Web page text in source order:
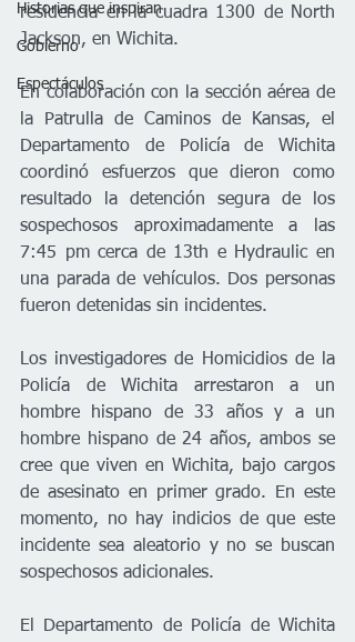
Historias que inspiran
Gobierno
Espectáculos
residencia en la cuadra 1300 de North
Jackson, en Wichita.
En colaboración con la sección aérea de
la Patrulla de Caminos de Kansas, el
Departamento de Policía de Wichita
coordinó esfuerzos que dieron como
resultado la detención segura de los
sospechosos aproximadamente a las
7:45 pm cerca de 13th e Hydraulic en
una parada de vehículos. Dos personas
fueron detenidas sin incidentes.
Los investigadores de Homicidios de la
Policía de Wichita arrestaron a un
hombre hispano de 33 años y a un
hombre hispano de 24 años, ambos se
cree que viven en Wichita, bajo cargos
de asesinato en primer grado. En este
momento, no hay indicios de que este
incidente sea aleatorio y no se buscan
sospechosos adicionales.
El Departamento de Policía de Wichita